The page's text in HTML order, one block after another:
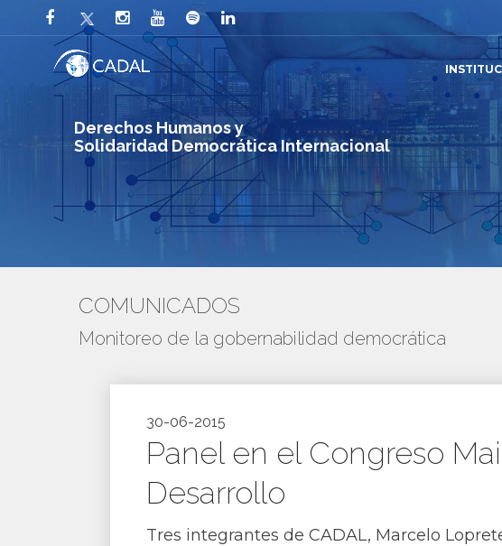
Derechos Humanos y
Solidaridad Democrática Internacional
COMUNICADOS
Monitoreo de la gobernabilidad democrática
30-06-2015
Panel en el Congreso
Desarrollo
Tres integrantes de CADAL, Marcelo